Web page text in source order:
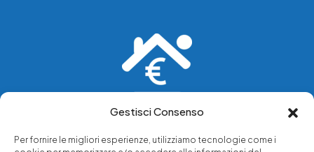
Gestisci Consenso
Per fornire le migliori esperienze, utilizziamo tecnologie come i